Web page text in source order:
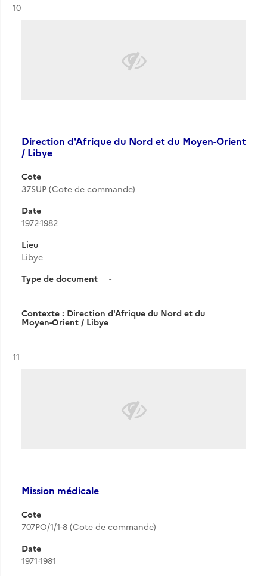
Résultat n°
10
Direction d'Afrique du Nord et du Moyen-Orient
/ Libye
Cote
37SUP (Cote de commande)
Date
1972-1982
Lieu
Libye
Type de document
-
Contexte : Direction d'Afrique du Nord et du
Moyen-Orient / Libye
Résultat n°
11
Mission médicale
Cote
707PO/1/1-8 (Cote de commande)
Date
1971-1981